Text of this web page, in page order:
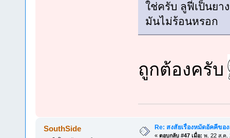
ใช่ครับ ลูฟี่เป็นยา
มันไม่ร้อนหรอก
ถูกต้องครับ
SouthSide Re: สงสัยเรื่องหมัดอัคคีขอ
« ตอบกลับ #47 เมื่อ: พ. 22 ส.ค.